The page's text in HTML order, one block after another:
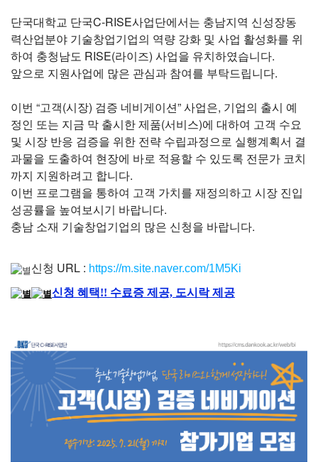
단국대학교 단국C-RISE사업단에서는 충남지역 신성장동
력산업분야 기술창업기업의 역량 강화 및 사업 활성화를 위
하여 충청남도 RISE(라이즈) 사업을 유치하였습니다.
앞으로 지원사업에 많은 관심과 참여를 부탁드립니다.
이번 “고객(시장) 검증 네비게이션” 사업은, 기업의 출시 예
정인 또는 지금 막 출시한 제품(서비스)에 대하여 고객 수요
및 시장 반응 검증을 위한 전략 수립과정으로 실행계획서 결
과물을 도출하여 현장에 바로 적용할 수 있도록 전문가 코치
까지 지원하려고 합니다.
이번 프로그램을 통하여 고객 가치를 재정의하고 시장 진입
성공률을 높여보시기 바랍니다.
충남 소재 기술창업기업의 많은 신청을 바랍니다.
신청 URL : https://m.site.naver.com/1M5Ki
신청 혜택!! 수료증 제공, 도시락 제공